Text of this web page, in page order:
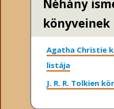
Néhány
Agatha Christie
listája
J. R. R. Tolkien